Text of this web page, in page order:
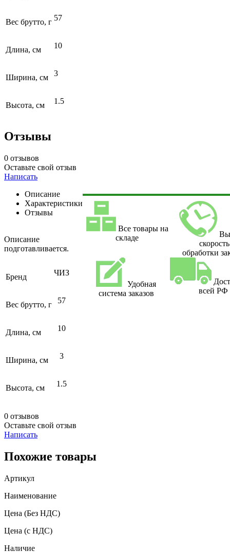
Вес брутто, г 57
Длина, см 10
Ширина, см 3
Высота, см 1.5
Отзывы
0 отзывов
Оставьте свой отзыв
Написать
Описание
Характеристики
Отзывы
Описание
подготавливается.
Бренд ЧИЗ
Вес брутто, г 57
Длина, см 10
Ширина, см 3
Высота, см 1.5
0 отзывов
Оставьте свой отзыв
Написать
Все товары на
складе
скорость
обработки
Удобная
система заказов
всей РФ
Похожие товары
Артикул
Наименование
Цена (Без НДС)
Цена (с НДС)
Наличие